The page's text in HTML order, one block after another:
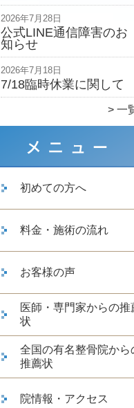
2026年7月28日
公式LINE通信障害のお
知らせ
2026年7月18日
7/18臨時休業に関して
一
初めての方へ
料金・施術の流れ
お客様の声
医師・専門家からの推
状
全国の有名整骨院から
推薦状
院情報・アクセス